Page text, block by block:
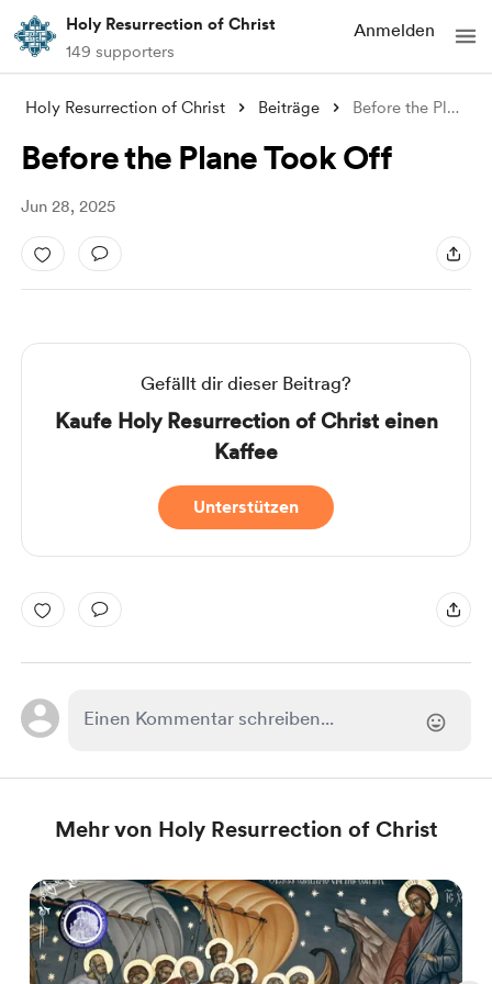
Holy Resurrection of Christ
149 supporters
Anmelden
Holy Resurrection of Christ Beiträge Before the Plane Took Off
Before the Plane Took Off
Jun 28, 2025
Gefällt dir dieser Beitrag?
Kaufe Holy Resurrection of Christ einen
Kaffee
Unterstützen
Mehr von Holy Resurrection of Christ